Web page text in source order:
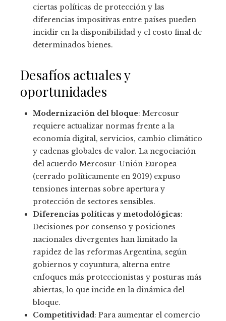
ciertas políticas de protección y las
diferencias impositivas entre países pueden
incidir en la disponibilidad y el costo final de
determinados bienes.
Desafíos actuales y
oportunidades
Modernización del bloque: Mercosur
requiere actualizar normas frente a la
economía digital, servicios, cambio climático
y cadenas globales de valor. La negociación
del acuerdo Mercosur-Unión Europea
(cerrado políticamente en 2019) expuso
tensiones internas sobre apertura y
protección de sectores sensibles.
Diferencias políticas y metodológicas:
Decisiones por consenso y posiciones
nacionales divergentes han limitado la
rapidez de las reformas Argentina, según
gobiernos y coyuntura, alterna entre
enfoques más proteccionistas y posturas más
abiertas, lo que incide en la dinámica del
bloque.
Competitividad: Para aumentar el comercio